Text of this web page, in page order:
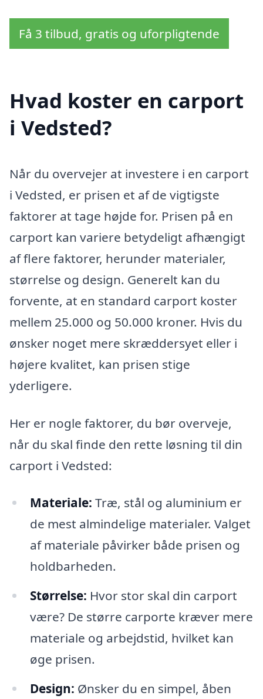
Få 3 tilbud, gratis og uforpligtende
Hvad koster en carport
i Vedsted?
Når du overvejer at investere i en carport
i Vedsted, er prisen et af de vigtigste
faktorer at tage højde for. Prisen på en
carport kan variere betydeligt afhængigt
af flere faktorer, herunder materialer,
størrelse og design. Generelt kan du
forvente, at en standard carport koster
mellem 25.000 og 50.000 kroner. Hvis du
ønsker noget mere skræddersyet eller i
højere kvalitet, kan prisen stige
yderligere.
Her er nogle faktorer, du bør overveje,
når du skal finde den rette løsning til din
carport i Vedsted:
Materiale: Træ, stål og aluminium er
de mest almindelige materialer. Valget
af materiale påvirker både prisen og
holdbarheden.
Størrelse: Hvor stor skal din carport
være? De større carporte kræver mere
materiale og arbejdstid, hvilket kan
øge prisen.
Design: Ønsker du en simpel, åben